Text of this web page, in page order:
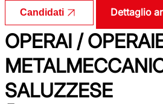
Candidati Dettaglio
OPERAI /
SALUZZESE